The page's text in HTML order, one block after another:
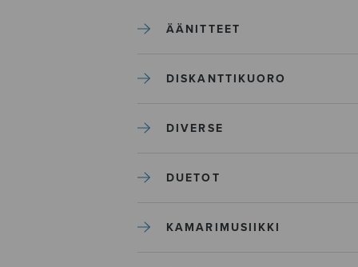
ÄÄNITTEET
DISKANTTIKUORO
DIVERSE
DUETOT
KAMARIMUSIIKKI